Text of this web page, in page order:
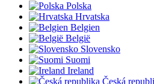
Polska
Hrvatska
Belgien
België
Slovensko
Suomi
Ireland
Česká